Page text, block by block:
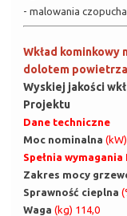
- malowania czopucha
Wkład
dolotem
Wyskiej jakości
Projektu
Dane techniczne
Moc nominalna
Spełnia wymagania
Zakres mocy
Sprawność cieplna
Waga (kg) 114,0